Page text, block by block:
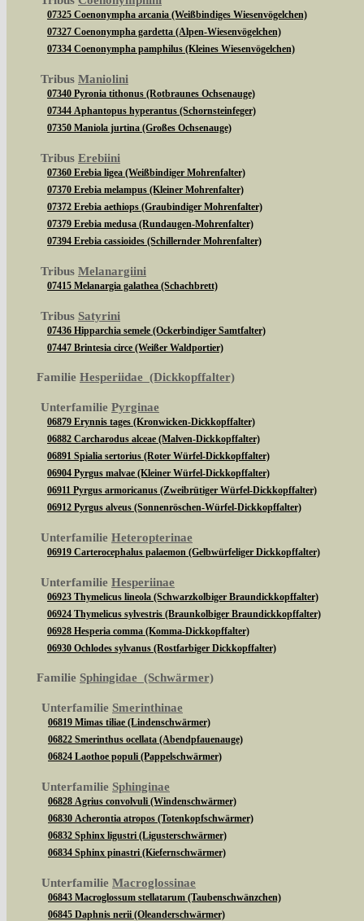
07325 Coenonympha arcania (Weißbindiges Wiesenvögelchen)
07327 Coenonympha gardetta (Alpen-Wiesenvögelchen)
07334 Coenonympha pamphilus (Kleines Wiesenvögelchen)
Tribus Maniolini
07340 Pyronia tithonus (Rotbraunes Ochsenauge)
07344 Aphantopus hyperantus (Schornsteinfeger)
07350 Maniola jurtina (Großes Ochsenauge)
Tribus Erebiini
07360 Erebia ligea (Weißbindiger Mohrenfalter)
07370 Erebia melampus (Kleiner Mohrenfalter)
07372 Erebia aethiops (Graubindiger Mohrenfalter)
07379 Erebia medusa (Rundaugen-Mohrenfalter)
07394 Erebia cassioides (Schillernder Mohrenfalter)
Tribus Melanargiini
07415 Melanargia galathea (Schachbrett)
Tribus Satyrini
07436 Hipparchia semele (Ockerbindiger Samtfalter)
07447 Brintesia circe (Weißer Waldportier)
Familie Hesperiidae (Dickkopffalter)
Unterfamilie Pyrginae
06879 Erynnis tages (Kronwicken-Dickkopffalter)
06882 Carcharodus alceae (Malven-Dickkopffalter)
06891 Spialia sertorius (Roter Würfel-Dickkopffalter)
06904 Pyrgus malvae (Kleiner Würfel-Dickkopffalter)
06911 Pyrgus armoricanus (Zweibrütiger Würfel-Dickkopffalter)
06912 Pyrgus alveus (Sonnenröschen-Würfel-Dickkopffalter)
Unterfamilie Heteropterinae
06919 Carterocephalus palaemon (Gelbwürfeliger Dickkopffalter)
Unterfamilie Hesperiinae
06923 Thymelicus lineola (Schwarzkolbiger Braundickkopffalter)
06924 Thymelicus sylvestris (Braunkolbiger Braundickkopffalter)
06928 Hesperia comma (Komma-Dickkopffalter)
06930 Ochlodes sylvanus (Rostfarbiger Dickkopffalter)
Familie Sphingidae (Schwärmer)
Unterfamilie Smerinthinae
06819 Mimas tiliae (Lindenschwärmer)
06822 Smerinthus ocellata (Abendpfauenauge)
06824 Laothoe populi (Pappelschwärmer)
Unterfamilie Sphinginae
06828 Agrius convolvuli (Windenschwärmer)
06830 Acherontia atropos (Totenkopfschwärmer)
06832 Sphinx ligustri (Ligusterschwärmer)
06834 Sphinx pinastri (Kiefernschwärmer)
Unterfamilie Macroglossinae
06843 Macroglossum stellatarum (Taubenschwänzchen)
06845 Daphnis nerii (Oleanderschwärmer)